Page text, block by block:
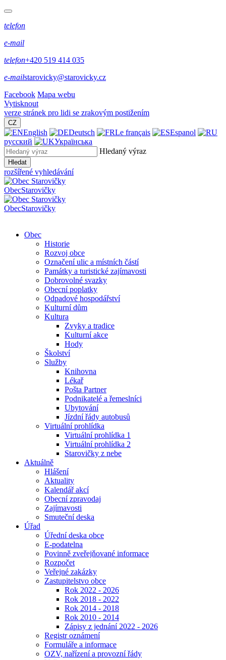
telefon
e-mail
telefon+420 519 414 035
e-mailstarovicky@starovicky.cz
Facebook Mapa webu
Vytisknout
verze stránek pro lidi se zrakovým postižením
CZ
English Deutsch Le français
Espanol
русский
Українська
Hledaný výraz
Hledat
rozšířené vyhledávání
ObecStarovičky
ObecStarovičky
Obec
Historie
Rozvoj obce
Označení ulic a místních částí
Památky a turistické zajímavosti
Dobrovolné svazky
Obecní poplatky
Odpadové hospodářství
Kulturní dům
Kultura
Zvyky a tradice
Kulturní akce
Hody
Školství
Služby
Knihovna
Lékař
Pošta Partner
Podnikatelé a řemeslníci
Ubytování
Jízdní řády autobusů
Virtuální prohlídka
Virtuální prohlídka 1
Virtuální prohlídka 2
Starovičky z nebe
Aktuálně
Hlášení
Aktuality
Kalendář akcí
Obecní zpravodaj
Zajímavosti
Smuteční deska
Úřad
Úřední deska obce
E-podatelna
Povinně zveřejňované informace
Rozpočet
Veřejné zakázky
Zastupitelstvo obce
Rok 2022 - 2026
Rok 2018 - 2022
Rok 2014 - 2018
Rok 2010 - 2014
Zápisy z jednání 2022 - 2026
Registr oznámení
Formuláře a informace
OZV, nařízení a provozní řády